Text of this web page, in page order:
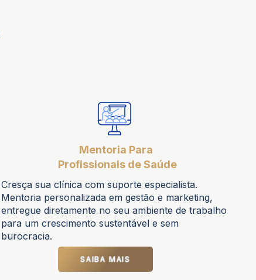
Mentoria Para
Profissionais de Saúde
Cresça sua clínica com suporte especialista.
Mentoria personalizada em gestão e marketing,
entregue diretamente no seu ambiente de trabalho
para um crescimento sustentável e sem
burocracia.
SAIBA MAIS